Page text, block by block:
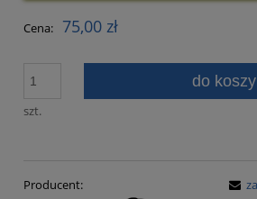
Cena: 75,00 zł
szt.
do
Producent: